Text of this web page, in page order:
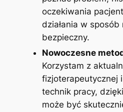
oczekiwania
działania w sposób
bezpieczny.
Nowoczesne
Korzystam z
fizjoterapeutycznej
technik pracy,
może być